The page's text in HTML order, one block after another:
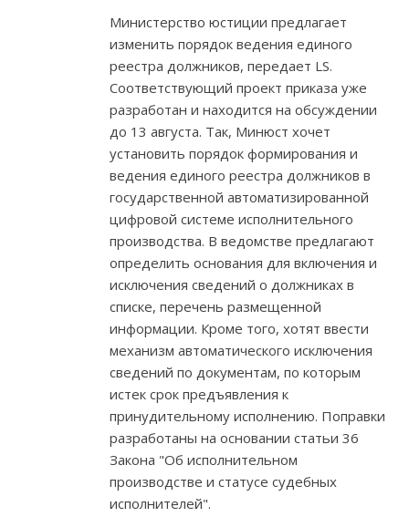
Министерство юстиции предлагает
изменить порядок ведения единого
реестра должников, передает LS.
Соответствующий проект приказа уже
разработан и находится на обсуждении
до 13 августа. Так, Минюст хочет
установить порядок формирования и
ведения единого реестра должников в
государственной автоматизированной
цифровой системе исполнительного
производства. В ведомстве предлагают
определить основания для включения и
исключения сведений о должниках в
списке, перечень размещенной
информации. Кроме того, хотят ввести
механизм автоматического исключения
сведений по документам, по которым
истек срок предъявления к
принудительному исполнению. Поправки
разработаны на основании статьи 36
Закона "Об исполнительном
производстве и статусе судебных
исполнителей".